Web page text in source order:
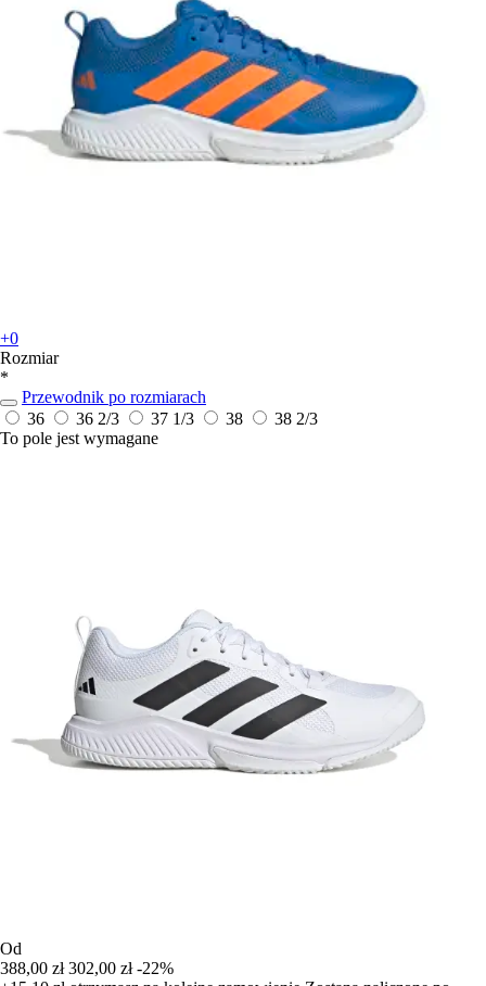
+0
Rozmiar
*
Przewodnik po rozmiarach
36
36 2/3 37 1/3 38
38 2/3
To pole jest wymagane
Od
388,00 zł 302,00 zł -22%